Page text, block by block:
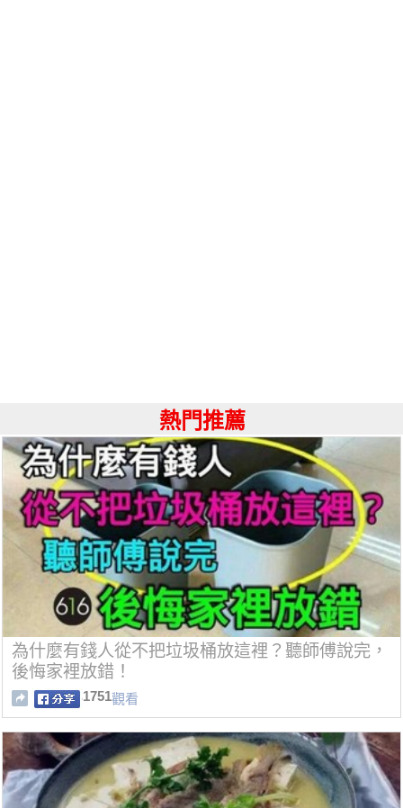
熱門推薦
為什麼有錢人從不把垃圾桶放這裡？聽師傅說完，
後悔家裡放錯！
1751觀看